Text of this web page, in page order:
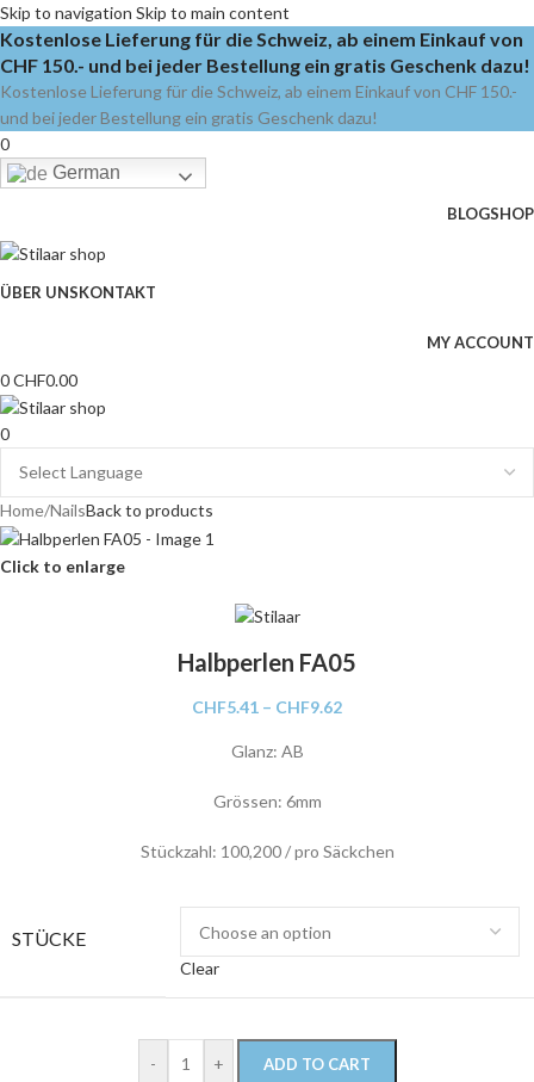
Skip to navigation Skip to main content
Kostenlose Lieferung für die Schweiz, ab einem Einkauf von
CHF 150.- und bei jeder Bestellung ein gratis Geschenk dazu!
Kostenlose Lieferung für die Schweiz, ab einem Einkauf von CHF 150.-
und bei jeder Bestellung ein gratis Geschenk dazu!
0
German
BLOGSHOP
ÜBER UNSKONTAKT
MY ACCOUNT
0CHF0.00
0
Home/NailsBack to products
Click to enlarge
Halbperlen FA05
CHF5.41 – CHF9.62
Glanz: AB
Grössen: 6mm
Stückzahl: 100,200 / pro Säckchen
STÜCKE
Clear
- + ADD TO CART